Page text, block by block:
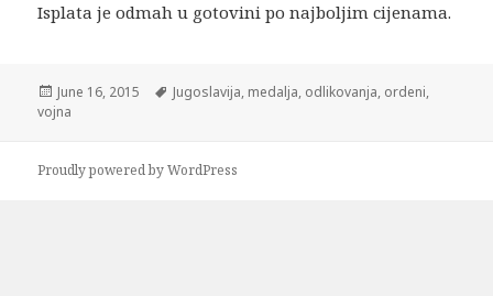
Isplata je odmah u gotovini po najboljim cijenama.
Posted
on
June 16, 2015 Tags
Jugoslavija, medalja, odlikovanja, ordeni,
vojna
Proudly powered by WordPress